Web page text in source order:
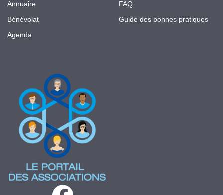
Annuaire
Bénévolat
Agenda
FAQ
Guide des bonnes pratiques